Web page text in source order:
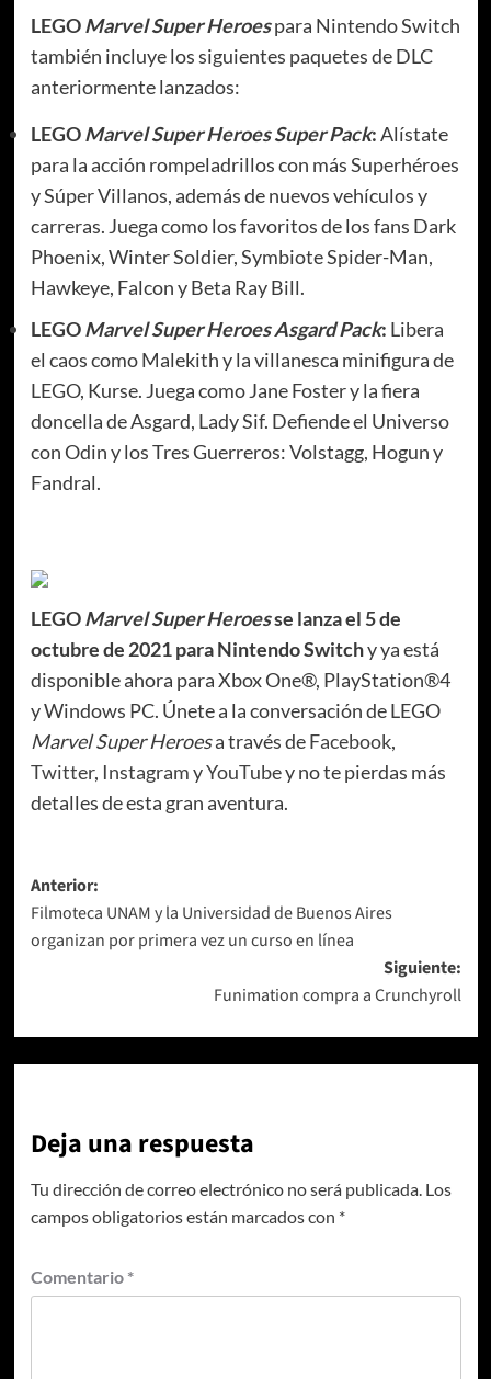
LEGOMarvel Super Heroespara Nintendo Switch
también incluye los siguientes paquetes de DLC
anteriormente lanzados:
LEGOMarvel Super Heroes Super Pack:Alístate
para la acción rompeladrillos con más Superhéroes
y Súper Villanos, además de nuevos vehículos y
carreras. Juega como los favoritos de los fans Dark
Phoenix, Winter Soldier, Symbiote Spider-Man,
Hawkeye, Falcon y Beta Ray Bill.
LEGOMarvel Super Heroes Asgard Pack: Libera
el caos como Malekith y la villanesca minifigura de
LEGO, Kurse. Juega como Jane Foster y la fiera
doncella de Asgard, Lady Sif. Defiende el Universo
con Odin y los Tres Guerreros: Volstagg, Hogun y
Fandral.
LEGOMarvel Super Heroesse lanza el 5 de
octubre de 2021 para Nintendo Switchy ya está
disponible ahora para Xbox One®, PlayStation®4
y Windows PC. Únete a la conversación de LEGO
Marvel Super Heroesa través deFacebook,
Twitter, InstagramyYouTubey no te pierdas más
detalles de esta gran aventura.
Navegación
de
entradas
Anterior:
Filmoteca UNAM y la Universidad de Buenos Aires
organizan por primera vez un curso en línea
Siguiente:
Funimation compra a Crunchyroll
Deja una respuesta
Tu dirección de correo electrónico no será publicada. Los
campos obligatorios están marcados con *
Comentario *